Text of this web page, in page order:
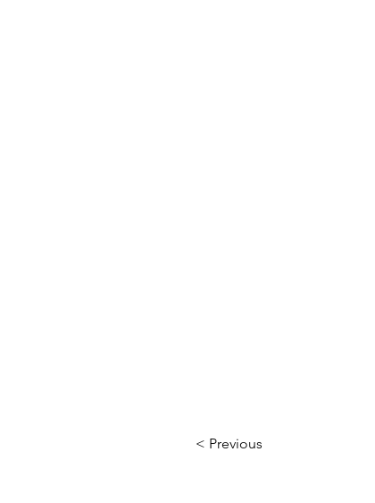
< Previous